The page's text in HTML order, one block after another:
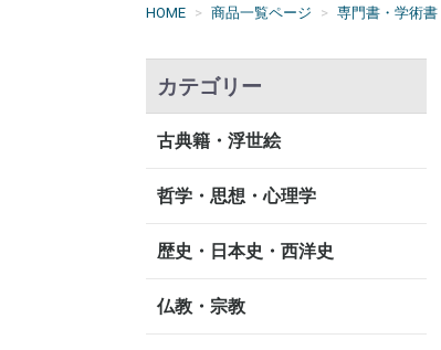
HOME 商品一覧ページ 専門書・学術書
カテゴリー
古典籍・浮世絵
哲学・思想・心理学
歴史・日本史・西洋史
仏教・宗教